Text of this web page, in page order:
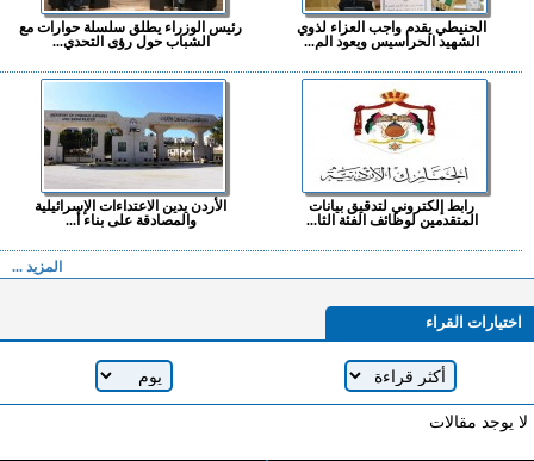
الحنيطي يقدم واجب العزاء لذوي
الشهيد الحراسيس ويعود الم...
رئيس الوزراء يطلق سلسلة حوارات مع
الشباب حول رؤى التحدي...
رابط إلكتروني لتدقيق بيانات
المتقدمين لوظائف الفئة الثا...
الأردن يدين الاعتداءات الإسرائيلية
والمصادقة على بناء أ...
المزيد ...
اختيارات القراء
لا يوجد مقالات